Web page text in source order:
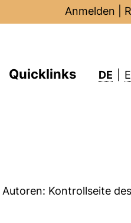
Anmelden
Quicklinks DE
Kontrollseite